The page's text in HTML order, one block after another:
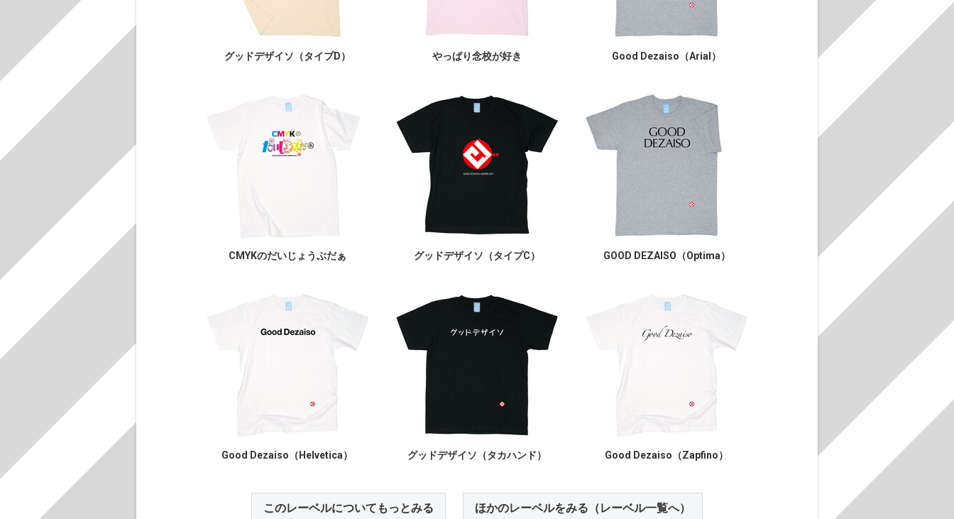
グッドデザイソ（タイプD） やっぱり念校が好き Good Dezaiso（Arial）
CMYKのだいじょうぶだぁ グッドデザイソ（タイプC） GOOD DEZAISO（Optima）
Good Dezaiso（Helvetica） グッドデザイソ（タカハンド） Good Dezaiso（Zapfino）
このレーベルについてもっとみる ほかのレーベルをみる（レーベル一覧へ）